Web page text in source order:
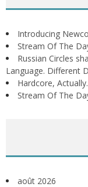
Introducing
Stream Of The
Russian Circles
Language. Different
Hardcore,
Stream Of The
août 2026